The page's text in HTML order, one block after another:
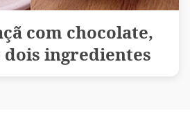
com chocolate,
dois ingredientes